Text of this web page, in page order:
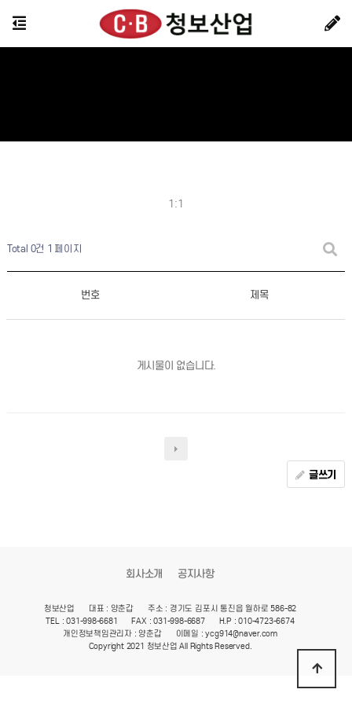
1:1
Total 0건 1 페이지
번호 제목
게시물이 없습니다.
글쓰기
회사소개 공지사항
청보산업 대표 : 양춘갑
주소 : 경기도 김포시 통진읍 월하로 586-82
TEL : 031-998-6681
FAX : 031-998-6687
H.P : 010-4723-6674
개인정보책임관리자 : 양춘갑
이메일 : ycg914@naver.com
Copyright 2021 청보산업 All Rights Reserved.